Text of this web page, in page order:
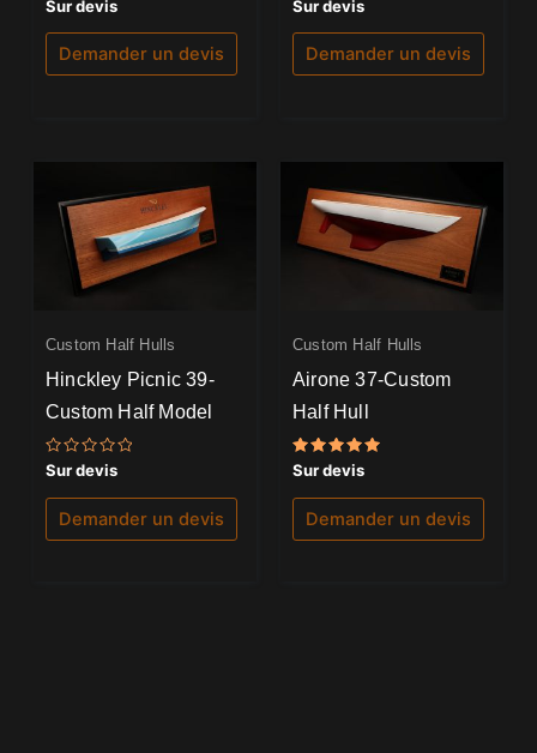
0
sur
Sur devis
Demander un devis
0
sur
Sur devis
Demander un devis
Custom Half Hulls
Hinckley Picnic 39-
Custom Half Model
Note
0
sur
Sur devis
Demander un devis
Custom Half Hulls
Airone 37-Custom
Half Hull
Note
5.00
sur 5
Sur devis
Demander un devis